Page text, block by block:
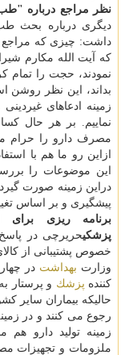
نظر مراجع درباره
دیگری درباره بحث
داشت: چیزی كه مراجع
كه آیت الله مكارم
نمودند، حجت را تمام
بداند، این نظر روشن
زمینه ادعاهای
نماییم. بر هر حال
مصرف دارو را حرام
ازاین رو ما هم با
این موضوعات را
دراین زمینه صورت
پیشگیری و بر اساس
پزشكی
خصوص پشتیبانی از
وزارت بهداشت در
كننده پزشك و پرستار
حالیكه بیماران سایر
رجوع می كنند و در
ملزومات و تجهیزات